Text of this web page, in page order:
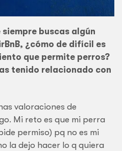
buscas algún
¿cómo de difícil es
que permite perros?
tenido relacionado con
valoraciones de
Mi reto es que mi perra
permiso) pq no es mi
la dejo hacer lo q quiera